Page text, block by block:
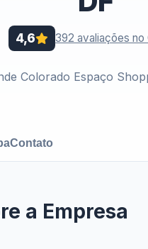
4,6 392 avaliações no
Colorado Espaço
Contato
a Empresa